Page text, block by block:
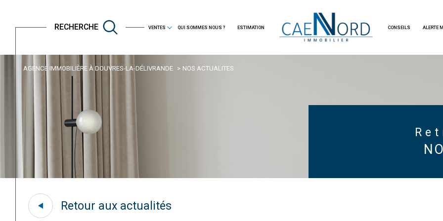
VENTES
immobilier professionnel immobilier d'habitation
QUI SOMMES NOUS ? ESTIMATION CONSEILS ALERTE
RECHERCHE
TYPE DE BIEN
Voir les50annonces
AGENCE IMMOBILIÈRE À DOUVRES-LA-DÉLIVRANDE NOS ACTUALITES
Retour aux actualités